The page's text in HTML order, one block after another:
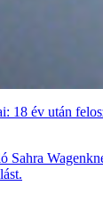
18 év után
Sahra